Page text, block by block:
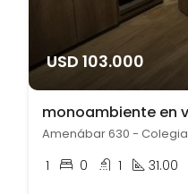
USD 103.000
1 0 1 31.00